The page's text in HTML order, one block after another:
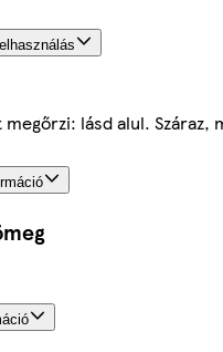
megőrzi: lásd alul.